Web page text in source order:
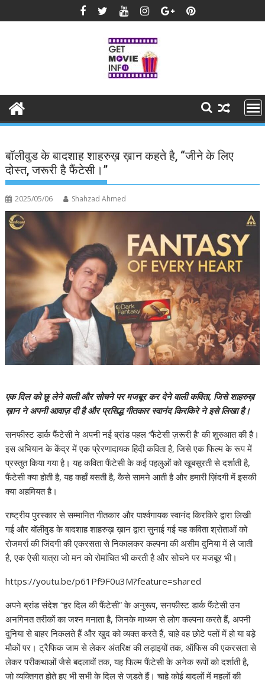
to
बॉलीवुड के बादशाह शाहरुख़ ख़ान कहते है, “जीने के लिए
दोस्त, जरूरी है फैंटेसी।”
2025/05/06 Shahzad Ahmed
एक दिल को छू लेने वाली और सोचने पर मजबूर कर देने वाली कविता, जिसे शाहरुख़
ख़ान ने अपनी आवाज़ दी है और प्रसिद्ध गीतकार स्वानंद किरकिरे ने इसे लिखा है।
सनफीस्ट डार्क फैंटेसी ने अपनी नई ब्रांड पहल ‘फैंटेसी ज़रूरी है’ की शुरुआत की है।
इस अभियान के केंद्र में एक प्रेरणादायक हिंदी कविता है, जिसे एक फिल्म के रूप में
प्रस्तुत किया गया है। यह कविता फैंटेसी के कई पहलुओं को खूबसूरती से दर्शाती है,
फैंटेसी क्या होती है, यह कहाँ बसती है, कैसे सामने आती है और हमारी ज़िंदगी में इसकी
क्या अहमियत है।
राष्ट्रीय पुरस्कार से सम्मानित गीतकार और पार्श्वगायक स्वानंद किरकिरे द्वारा लिखी
गई और बॉलीवुड के बादशाह शाहरुख़ ख़ान द्वारा सुनाई गई यह कविता श्रोताओं को
रोजमर्रा की जिंदगी की एकरसता से निकालकर कल्पना की असीम दुनिया में ले जाती
है, एक ऐसी यात्रा जो मन को रोमांचित भी करती है और सोचने पर मजबूर भी।
https://youtu.be/p61Pf9F0u3M?feature=shared
अपने ब्रांड संदेश “हर दिल की फैंटेसी” के अनुरूप, सनफीस्ट डार्क फैंटेसी उन
अनगिनत तरीकों का जश्न मनाता है, जिनके माध्यम से लोग कल्पना करते हैं, अपनी
दुनिया से बाहर निकलते हैं और खुद को व्यक्त करते हैं, चाहे वह छोटे पलों में हो या बड़े
मौकों पर। ट्रैफिक जाम से लेकर अंतरिक्ष की लड़ाइयों तक, ऑफिस की एकरसता से
लेकर परीकथाओं जैसे बदलावों तक, यह फिल्म फैंटेसी के अनेक रूपों को दर्शाती है,
जो व्यक्तिगत होते हुए भी सभी के दिल से जुड़ते हैं। चाहे कोई बादलों में महलों की